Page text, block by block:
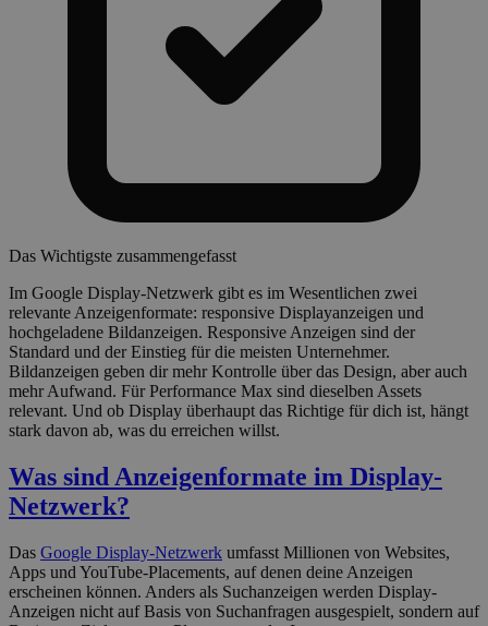
Das Wichtigste zusammengefasst
Im Google Display-Netzwerk gibt es im Wesentlichen zwei
relevante Anzeigenformate: responsive Displayanzeigen und
hochgeladene Bildanzeigen. Responsive Anzeigen sind der
Standard und der Einstieg für die meisten Unternehmer.
Bildanzeigen geben dir mehr Kontrolle über das Design, aber auch
mehr Aufwand. Für Performance Max sind dieselben Assets
relevant. Und ob Display überhaupt das Richtige für dich ist, hängt
stark davon ab, was du erreichen willst.
Was sind Anzeigenformate im Display-
Netzwerk?
Das Google Display-Netzwerk umfasst Millionen von Websites,
Apps und YouTube-Placements, auf denen deine Anzeigen
erscheinen können. Anders als Suchanzeigen werden Display-
Anzeigen nicht auf Basis von Suchanfragen ausgespielt, sondern auf